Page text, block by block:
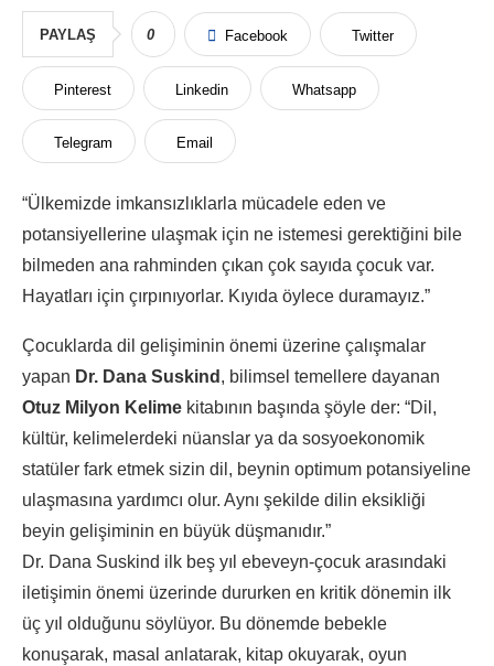
PAYLAŞ 0 Facebook Twitter
Pinterest Linkedin Whatsapp
Telegram Email
“Ülkemizde imkansızlıklarla mücadele eden ve
potansiyellerine ulaşmak için ne istemesi gerektiğini bile
bilmeden ana rahminden çıkan çok sayıda çocuk var.
Hayatları için çırpınıyorlar. Kıyıda öylece duramayız.”
Çocuklarda dil gelişiminin önemi üzerine çalışmalar
yapan Dr. Dana Suskind , bilimsel temellere dayanan
Otuz Milyon Kelime kitabının başında şöyle der: “Dil,
kültür, kelimelerdeki nüanslar ya da sosyoekonomik
statüler fark etmek sizin dil, beynin optimum potansiyeline
ulaşmasına yardımcı olur. Aynı şekilde dilin eksikliği
beyin gelişiminin en büyük düşmanıdır.”
Dr. Dana Suskind ilk beş yıl ebeveyn-çocuk arasındaki
iletişimin önemi üzerinde dururken en kritik dönemin ilk
üç yıl olduğunu söylüyor. Bu dönemde bebekle
konuşarak, masal anlatarak, kitap okuyarak, oyun